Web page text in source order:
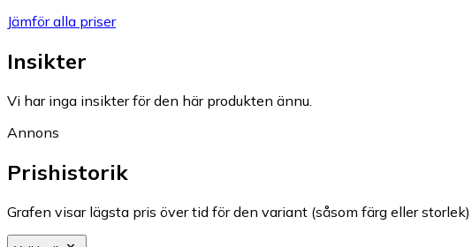
Jämför alla priser
Insikter
Vi har inga insikter för den här produkten ännu.
Annons
Prishistorik
Grafen visar lägsta pris över tid för den variant (såsom färg eller